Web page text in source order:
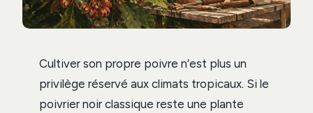
Cultiver son propre poivre n’est plus un
privilège réservé aux climats tropicaux. Si le
poivrier noir classique reste une plante